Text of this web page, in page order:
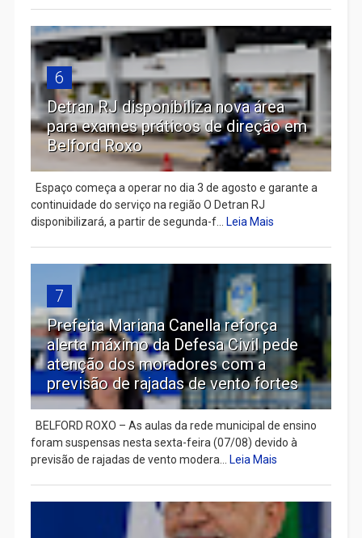
6
Detran RJ disponibiliza nova área
para exames práticos de direção em
Belford Roxo
Espaço começa a operar no dia 3 de agosto e garante a
continuidade do serviço na região O Detran RJ
disponibilizará, a partir de segunda-f... Leia Mais
7
Prefeita Mariana Canella reforça
alerta máximo da Defesa Civil pede
atenção dos moradores com a
previsão de rajadas de vento fortes
BELFORD ROXO – As aulas da rede municipal de ensino
foram suspensas nesta sexta-feira (07/08) devido à
previsão de rajadas de vento modera... Leia Mais